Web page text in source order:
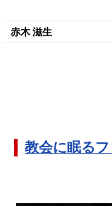
赤木 滋生
教会に眠る